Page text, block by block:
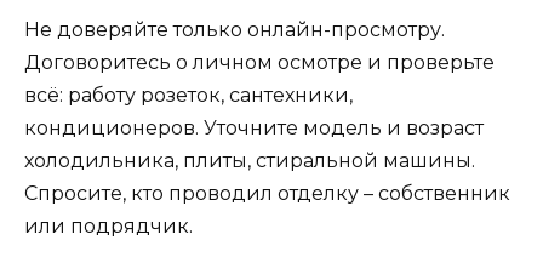
Не доверяйте только онлайн-просмотру.
Договоритесь о личном осмотре и проверьте
всё: работу розеток, сантехники,
кондиционеров. Уточните модель и возраст
холодильника, плиты, стиральной машины.
Спросите, кто проводил отделку – собственник
или подрядчик.